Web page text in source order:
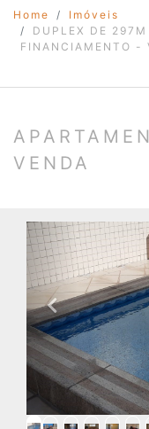
Home
Imóveis
DUPLEX DE
FINANCIAMENTO -
VENDA